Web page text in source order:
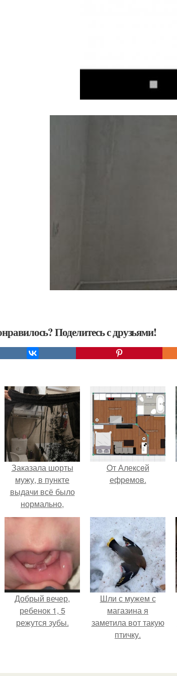
Поделитесь с друзьями!
Заказала шорты
мужу, в пункте
выдачи всё было
нормально,
примерил все
предвещало беды.
Oт Алексeй
ефрeмов.
Добрый вечер,
ребенок 1, 5
режутся зубы.
Шли с мужем с
магазина я
заметила вот такую
птичку.